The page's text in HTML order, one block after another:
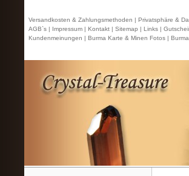
Versandkosten & Zahlungsmethoden | Privatsphäre &
AGB`s | Impressum | Kontakt | Sitemap | Links |
Kundenmeinungen | Burma Karte & Minen Fotos |